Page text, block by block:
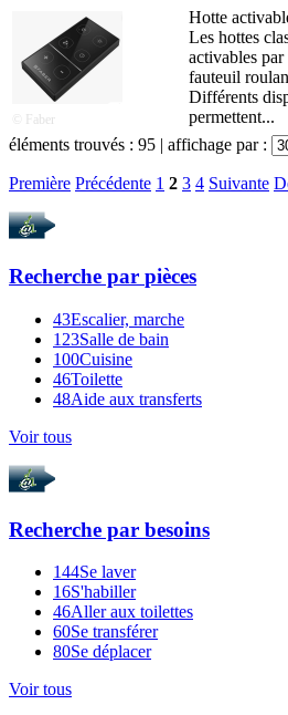
© Faber
Hotte
Les hottes
activables par
fauteuil
Différents
permettent...
éléments trouvés : 95 | affichage par :
Première Précédente 1 2 3 4 Suivante
Recherche par pièces
43Escalier, marche
123Salle de bain
100Cuisine
46Toilette
48Aide aux transferts
Voir tous
Recherche par besoins
144Se laver
16S'habiller
46Aller aux toilettes
60Se transférer
80Se déplacer
Voir tous